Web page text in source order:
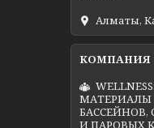
Алматы,
МАТЕРИАЛЫ
БАССЕЙНОВ,
И ПАРОВЫХ